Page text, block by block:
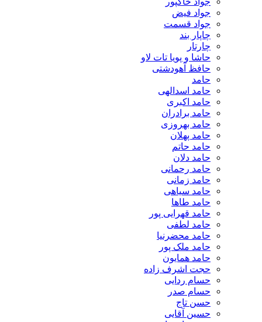
جواد فیض
جواد قسمت
چاپار بند
چارتار
حاشا و پویا تات لاو
حافظ آهودشتی
حامد
حامد اسدالهی
حامد اکبری
حامد برادران
حامد بهروزی
حامد پهلان
حامد حاتم
حامد دلان
حامد رحمانی
حامد زمانی
حامد سیاهی
حامد طاها
حامد قهرایی پور
حامد لطفی
حامد محضرنیا
حامد ملک پور
حامد همایون
حجت اشرف زاده
حسام ردایی
حسام صدر
حسن تاج
حسین آقایی